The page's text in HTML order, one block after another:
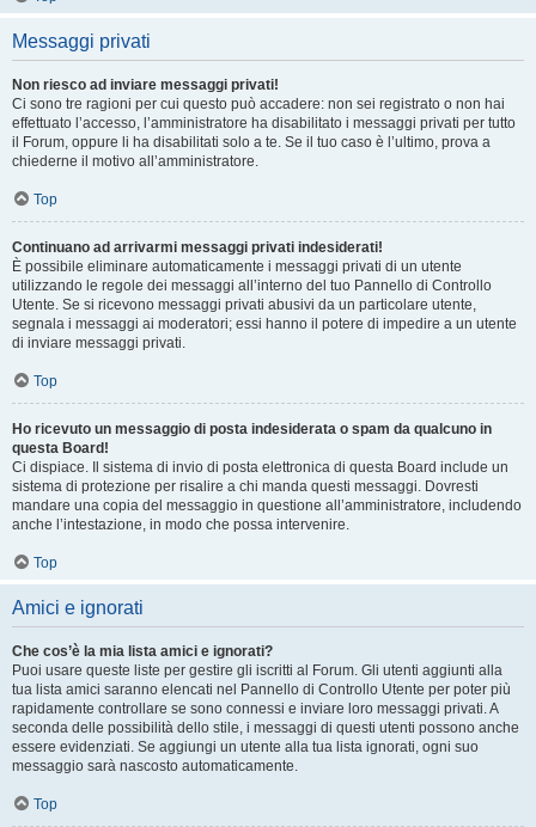
Messaggi privati
Non riesco ad inviare messaggi privati!
Ci sono tre ragioni per cui questo può accadere: non sei registrato o non hai
effettuato l’accesso, l’amministratore ha disabilitato i messaggi privati per tutto
il Forum, oppure li ha disabilitati solo a te. Se il tuo caso è l’ultimo, prova a
chiederne il motivo all’amministratore.
Top
Continuano ad arrivarmi messaggi privati indesiderati!
È possibile eliminare automaticamente i messaggi privati ​​di un utente
utilizzando le regole dei messaggi all’interno del tuo Pannello di Controllo
Utente. Se si ricevono messaggi privati ​​abusivi da un particolare utente,
segnala i messaggi ai moderatori; essi hanno il potere di impedire a un utente
di inviare messaggi privati​​.
Top
Ho ricevuto un messaggio di posta indesiderata o spam da qualcuno in
questa Board!
Ci dispiace. Il sistema di invio di posta elettronica di questa Board include un
sistema di protezione per risalire a chi manda questi messaggi. Dovresti
mandare una copia del messaggio in questione all’amministratore, includendo
anche l’intestazione, in modo che possa intervenire.
Top
Amici e ignorati
Che cos’è la mia lista amici e ignorati?
Puoi usare queste liste per gestire gli iscritti al Forum. Gli utenti aggiunti alla
tua lista amici saranno elencati nel Pannello di Controllo Utente per poter più
rapidamente controllare se sono connessi e inviare loro messaggi privati. A
seconda delle possibilità dello stile, i messaggi di questi utenti possono anche
essere evidenziati. Se aggiungi un utente alla tua lista ignorati, ogni suo
messaggio sarà nascosto automaticamente.
Top